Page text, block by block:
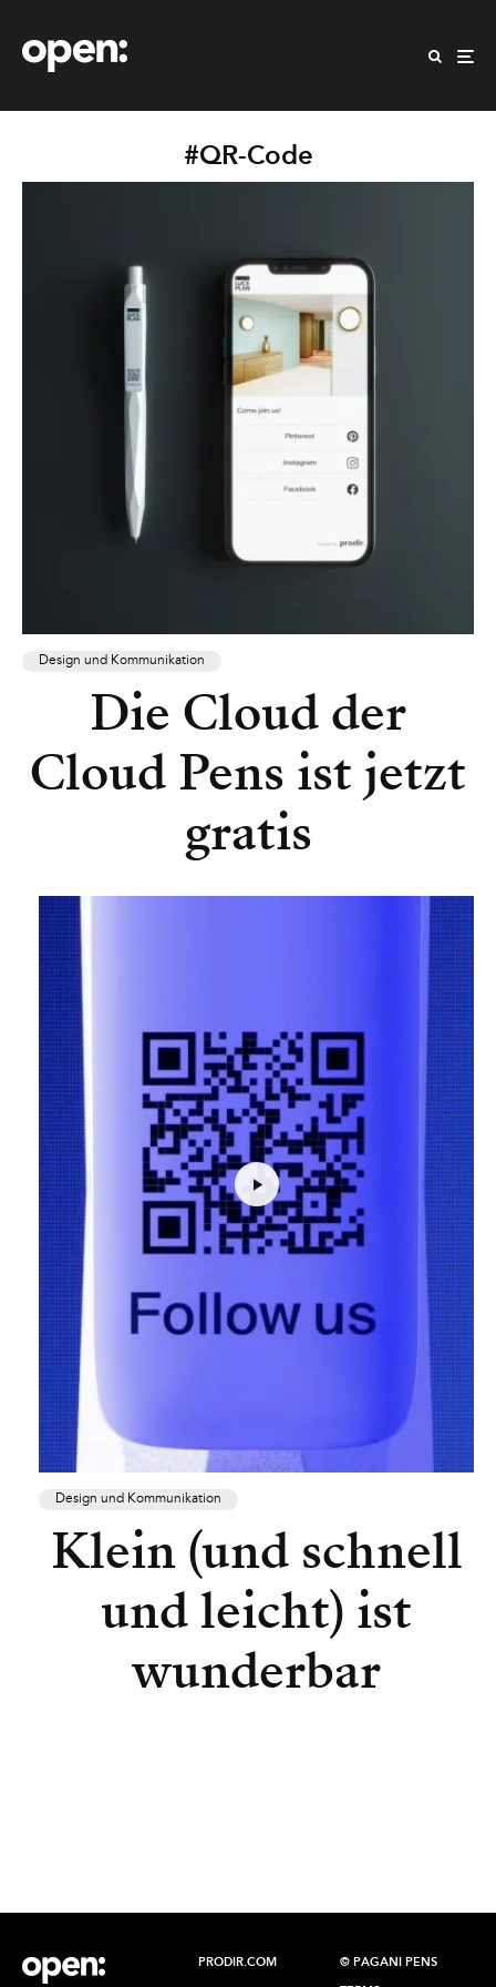
#QR-Code
Design und Kommunikation
Die Cloud der
Cloud Pens ist jetzt
gratis
Design und Kommunikation
Klein (und schnell
und leicht) ist
wunderbar
PRODIR.COM © PAGANI PENS